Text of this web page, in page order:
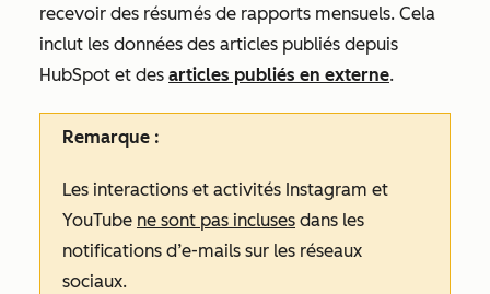
recevoir des résumés de rapports mensuels. Cela
inclut les données des articles publiés depuis
HubSpot et des articles publiés en externe.
Remarque :
Les interactions et activités Instagram et
YouTube ne sont pas incluses dans les
notifications d’e-mails sur les réseaux
sociaux.